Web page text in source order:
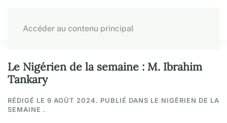
Accéder au contenu principal
Le Nigérien de la semaine : M. Ibrahim
Tankary
RÉDIGÉ LE 9 AOÛT 2024. PUBLIÉ DANS LE NIGÉRIEN DE LA
SEMAINE .